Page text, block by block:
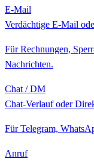
E-Mail
Verdächtige E-Mail
Für Rechnungen,
Nachrichten.
Chat / DM
Chat-Verlauf oder
Für Telegram,
Anruf